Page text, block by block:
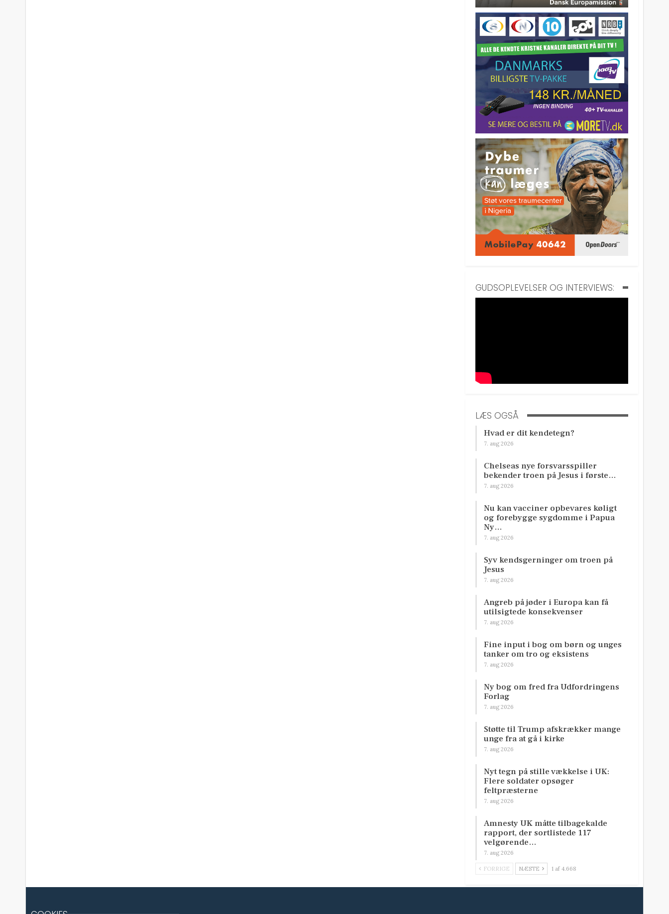
GUDSOPLEVELSER OG INTERVIEWS:
LÆS OGSÅ
Hvad er dit kendetegn?
7. aug 2026
Chelseas nye forsvarsspiller
bekender troen på Jesus i første…
7. aug 2026
Nu kan vacciner opbevares køligt
og forebygge sygdomme i Papua
Ny…
7. aug 2026
Syv kendsgerninger om troen på
Jesus
7. aug 2026
Angreb på jøder i Europa kan få
utilsigtede konsekvenser
7. aug 2026
Fine input i bog om børn og unges
tanker om tro og eksistens
7. aug 2026
Ny bog om fred fra Udfordringens
Forlag
7. aug 2026
Støtte til Trump afskrækker mange
unge fra at gå i kirke
7. aug 2026
Nyt tegn på stille vækkelse i UK:
Flere soldater opsøger
feltpræsterne
7. aug 2026
Amnesty UK måtte tilbagekalde
rapport, der sortlistede 117
velgørende…
7. aug 2026
FORRIGE NÆSTE 1 af 4.668